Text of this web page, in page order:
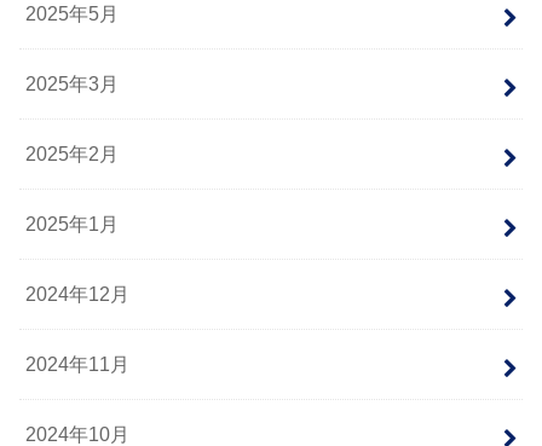
2025年5月
2025年3月
2025年2月
2025年1月
2024年12月
2024年11月
2024年10月